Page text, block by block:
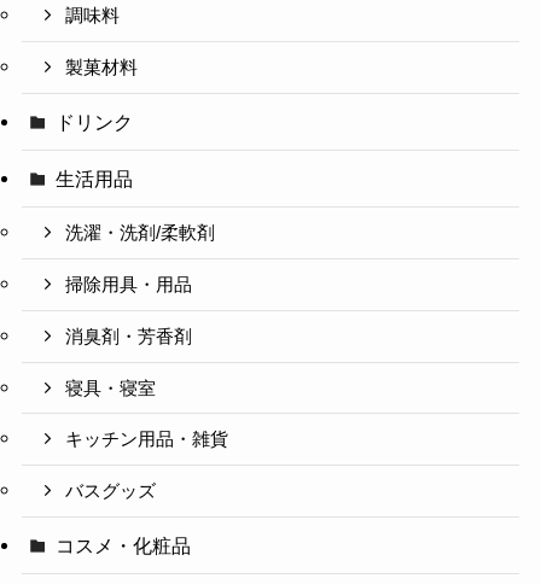
調味料
製菓材料
ドリンク
生活用品
洗濯・洗剤/柔軟剤
掃除用具・用品
消臭剤・芳香剤
寝具・寝室
キッチン用品・雑貨
バスグッズ
コスメ・化粧品